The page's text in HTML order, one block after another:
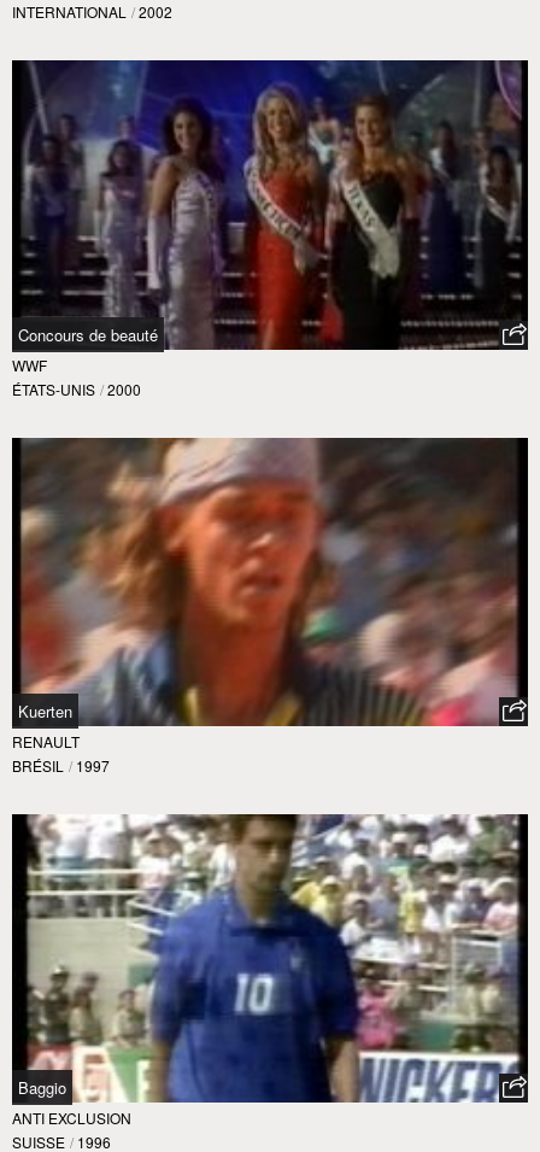
INTERNATIONAL / 2002
Concours de beauté
WWF
ÉTATS-UNIS / 2000
Kuerten
RENAULT
BRÉSIL / 1997
Baggio
ANTI EXCLUSION
SUISSE / 1996